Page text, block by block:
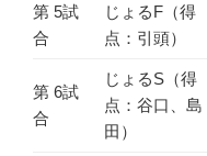
第 5試
合
じょるF（得
点：引頭）
第 6試
合
じょるS（得
点：谷口、島
田）